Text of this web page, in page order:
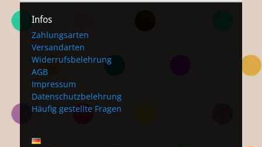
Infos
Zahlungsarten
Versandarten
Widerrufsbelehrung
AGB
Impressum
Datenschutzbelehrung
Häufig gestellte Fragen